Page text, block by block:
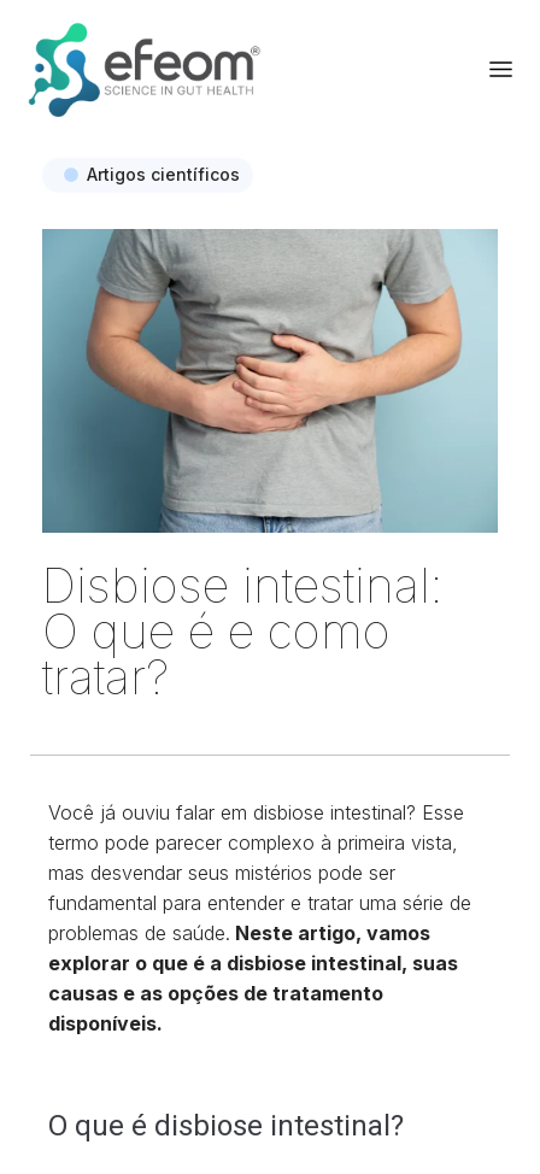
Artigos científicos
Disbiose intestinal:
O que é e como
tratar?
Você já ouviu falar em disbiose intestinal? Esse
termo pode parecer complexo à primeira vista,
mas desvendar seus mistérios pode ser
fundamental para entender e tratar uma série de
problemas de saúde. Neste artigo, vamos
explorar o que é a disbiose intestinal, suas
causas e as opções de tratamento
disponíveis.
O que é disbiose intestinal?